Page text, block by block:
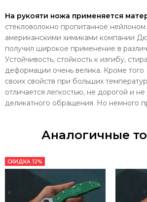
На рукояти ножа применяется
стекловолокно пропитанное
американскими химиками компании
получил широкое применение в
Устойчивость, стойкость к изгибу,
деформации очень велика. Кроме того
своих свойств при больших
отличается легкостью, не дорогой и
деликатного обращения. Но немного
Аналогичные
СКИДКА 12%